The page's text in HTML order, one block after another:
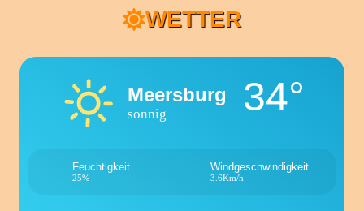
WETTER
Meersburg
sonnig 34°
Feuchtigkeit
25%
Windgeschwindigkeit
3.6Km/h